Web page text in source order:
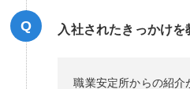
Q 入社されたきっかけを
職業安定所からの紹介